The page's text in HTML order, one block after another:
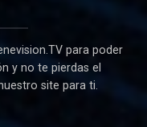
para poder
y no te pierdas el
site para ti.